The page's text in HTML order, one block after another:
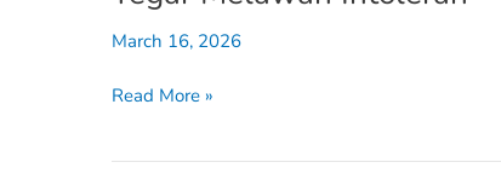
March 16, 2026
Melawan
Intoleran
Read More »